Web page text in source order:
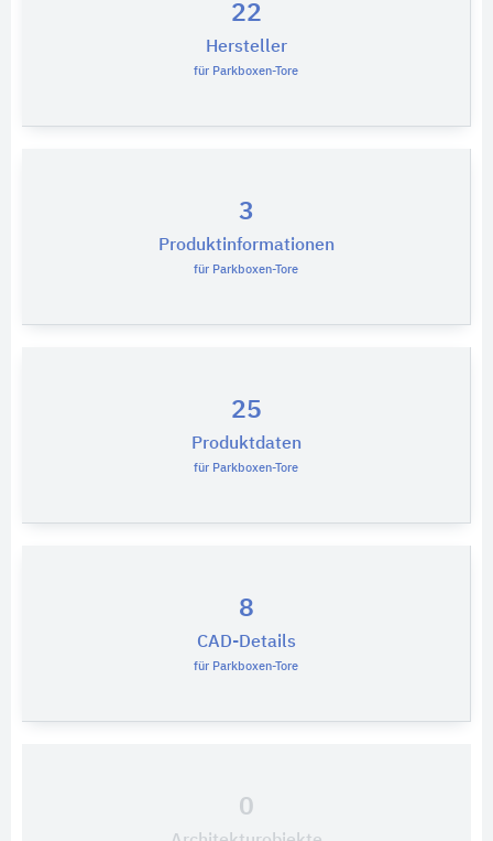
22
Hersteller
für Parkboxen-Tore
3
Produktinformationen
für Parkboxen-Tore
25
Produktdaten
für Parkboxen-Tore
8
CAD-Details
für Parkboxen-Tore
0